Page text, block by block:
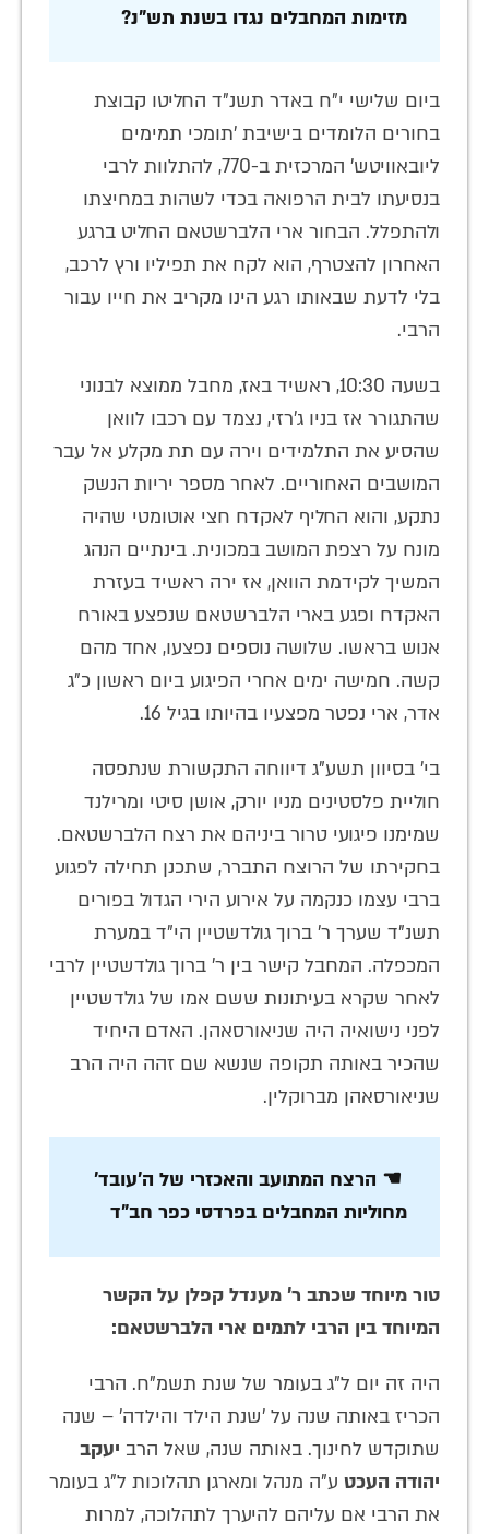
מזימות המחבלים נגדו בשנת תש"נ?
ביום שלישי י"ח באדר תשנ"ד החליטו קבוצת
בחורים הלומדים בישיבת 'תומכי תמימים
ליובאוויטש' המרכזית ב-770, להתלוות לרבי
בנסיעתו לבית הרפואה בכדי לשהות במחיצתו
ולהתפלל. הבחור ארי הלברשטאם החליט ברגע
האחרון להצטרף, הוא לקח את תפיליו ורץ לרכב,
בלי לדעת שבאותו רגע הינו מקריב את חייו עבור
הרבי.
בשעה 10:30, ראשיד באז, מחבל ממוצא לבנוני
שהתגורר אז בניו ג'רזי, נצמד עם רכבו לוואן
שהסיע את התלמידים וירה עם תת מקלע אל עבר
המושבים האחוריים. לאחר מספר יריות הנשק
נתקע, והוא החליף לאקדח חצי אוטומטי שהיה
מונח על רצפת המושב במכונית. בינתיים הנהג
המשיך לקידמת הוואן, אז ירה ראשיד בעזרת
האקדח ופגע בארי הלברשטאם שנפצע באורח
אנוש בראשו. שלושה נוספים נפצעו, אחד מהם
קשה. חמישה ימים אחרי הפיגוע ביום ראשון כ"ג
אדר, ארי נפטר מפצעיו בהיותו בגיל 16.
בי' בסיוון תשע"ג דיווחה התקשורת שנתפסה
חוליית פלסטינים מניו יורק, אושן סיטי ומרילנד
שמימנו פיגועי טרור ביניהם את רצח הלברשטאם.
בחקירתו של הרוצח התברר, שתכנן תחילה לפגוע
ברבי עצמו כנקמה על אירוע הירי הגדול בפורים
תשנ"ד שערך ר' ברוך גולדשטיין הי"ד במערת
המכפלה. המחבל קישר בין ר' ברוך גולדשטיין לרבי
לאחר שקרא בעיתונות ששם אמו של גולדשטיין
לפני נישואיה היה שניאורסאהן. האדם היחיד
שהכיר באותה תקופה שנשא שם זהה היה הרב
שניאורסאהן מברוקלין.
☚ הרצח המתועב והאכזרי של ה'עובד'
מחוליות המחבלים בפרדסי כפר חב"ד
טור מיוחד שכתב ר' מענדל קפלן על הקשר
המיוחד בין הרבי לתמים ארי הלברשטאם:
היה זה יום ל"ג בעומר של שנת תשמ"ח. הרבי
הכריז באותה שנה על 'שנת הילד והילדה' – שנה
שתוקדש לחינוך. באותה שנה, שאל הרב יעקב
יהודה העכט ע"ה מנהל ומארגן תהלוכות ל"ג בעומר
את הרבי אם עליהם להיערך לתהלוכה, למרות